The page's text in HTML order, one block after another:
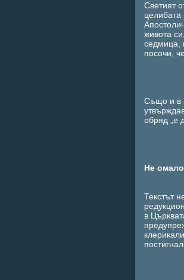
Светият
целибата
живота
седмица,
посочи,
Също и в
обряд „е
Не
Текстът
в